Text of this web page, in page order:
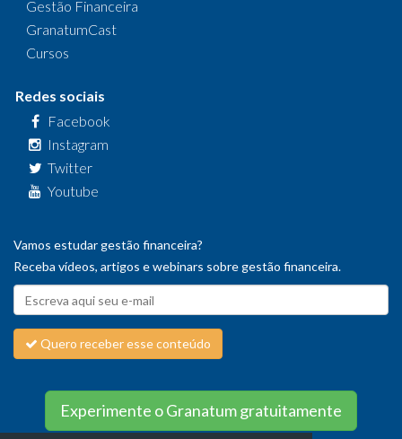
Gestão Financeira
GranatumCast
Cursos
Redes sociais
Facebook
Instagram
Twitter
Youtube
Vamos estudar gestão financeira?
Receba vídeos, artigos e webinars sobre gestão financeira.
Quero receber esse conteúdo
Experimente o Granatum gratuitamente